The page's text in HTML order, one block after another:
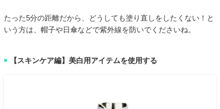
たった5分の距離だから、どうしても塗り直しをしたくない！と
いう方は、帽子や日傘などで紫外線を防いでくださいね。
■ 【スキンケア編】美白用アイテムを使用する